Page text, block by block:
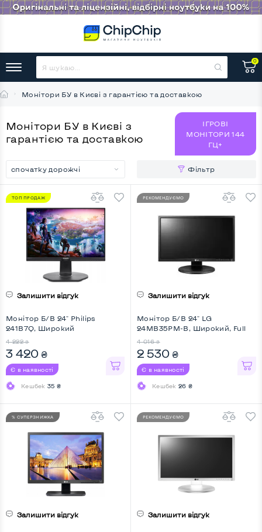
0
Монітори БУ в Києві з гарантією та доставкою
Монітори БУ в Києві з
гарантією та доставкою
ІГРОВІ
МОНІТОРИ 144
ГЦ+
спочатку дорожчі Фільтр
ТОП ПРОДАЖ
Залишити відгук
Монітор Б/В 24" Philips
241B7Q, Широкий
4 222 ₴
3 420 ₴
Є в наявності
Кешбек 35 ₴
РЕКОМЕНДУЄМО
Залишити відгук
Монітор Б/В 24" LG
24MB35PM-B, Широкий, Full
4 016 ₴
2 530 ₴
Є в наявності
Кешбек 26 ₴
% СУПЕРЗНИЖКА
Залишити відгук
РЕКОМЕНДУЄМО
Залишити відгук